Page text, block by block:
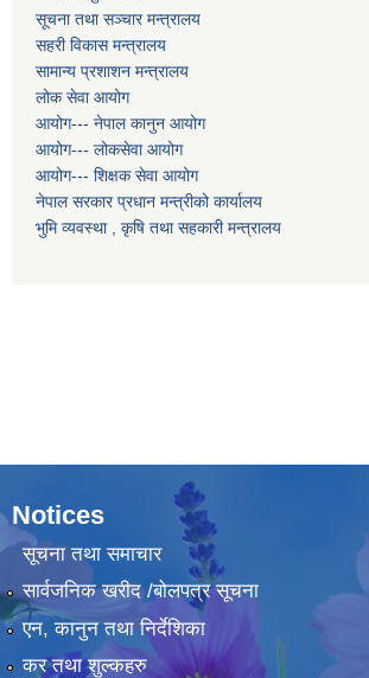
सूचना तथा सञ्चार मन्त्रालय
सहरी विकास मन्त्रालय
सामान्य प्रशाशन मन्त्रालय
लोक सेवा आयोग
आयोग--- नेपाल कानुन आयोग
आयोग--- लोकसेवा आयोग
आयोग--- शिक्षक सेवा आयोग
नेपाल सरकार प्रधान मन्त्रीको कार्यालय
भुमि व्यवस्था , कृषि तथा सहकारी मन्त्रालय
Notices
सूचना तथा समाचार
सार्वजनिक खरीद /बोलपत्र सूचना
एन, कानुन तथा निर्देशिका
कर तथा शुल्कहरु